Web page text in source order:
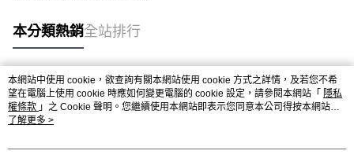
本分類熱銷全站排行
熱門標籤
本網站中使用 cookie，欲查詢有關本網站使用 cookie 方式之詳情，及若您不希
望在電腦上使用 cookie 時應如何變更電腦的 cookie 設定，請參閱本網站「 隱私
權條款 」之 Cookie 聲明。您繼續使用本網站即表示您同意本公司得按本網站使
用條款之 Cookie 聲明使用 cookie。
了解更多 >